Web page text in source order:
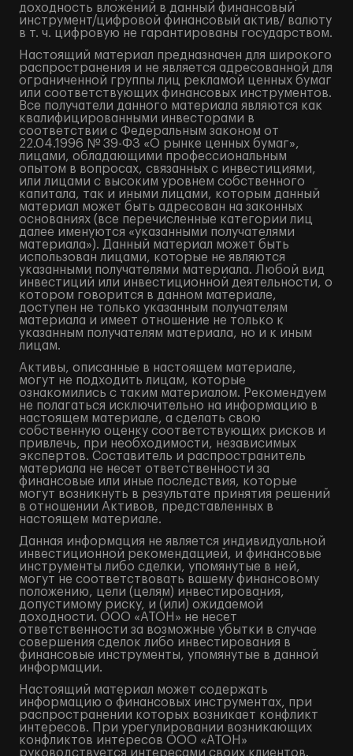
доходность вложений в данный финансовый
инструмент/цифровой финансовый актив/ валюту
в т. ч. цифровую не гарантированы государством.
Настоящий материал предназначен для широкого
распространения и не является адресованной для
ограниченной группы лиц рекламой ценных бумаг
или соответствующих финансовых инструментов.
Все получатели данного материала являются как
квалифицированными инвесторами в
соответствии с Федеральным законом от
22.04.1996 № 39-ФЗ «О рынке ценных бумаг»,
лицами, обладающими профессиональным
опытом в вопросах, связанных с инвестициями,
или лицами с высоким уровнем собственного
капитала, так и иными лицами, которым данный
материал может быть адресован на законных
основаниях (все перечисленные категории лиц
далее именуются «указанными получателями
материала»). Данный материал может быть
использован лицами, которые не являются
указанными получателями материала. Любой вид
инвестиций или инвестиционной деятельности, о
котором говорится в данном материале,
доступен не только указанным получателям
материала и имеет отношение не только к
указанным получателям материала, но и к иным
лицам.
Активы, описанные в настоящем материале,
могут не подходить лицам, которые
ознакомились с таким материалом. Рекомендуем
не полагаться исключительно на информацию в
настоящем материале, а сделать свою
собственную оценку соответствующих рисков и
привлечь, при необходимости, независимых
экспертов. Составитель и распространитель
материала не несет ответственности за
финансовые или иные последствия, которые
могут возникнуть в результате принятия решений
в отношении Активов, представленных в
настоящем материале.
Данная информация не является индивидуальной
инвестиционной рекомендацией, и финансовые
инструменты либо сделки, упомянутые в ней,
могут не соответствовать вашему финансовому
положению, цели (целям) инвестирования,
допустимому риску, и (или) ожидаемой
доходности. ООО «АТОН» не несет
ответственности за возможные убытки в случае
совершения сделок либо инвестирования в
финансовые инструменты, упомянутые в данной
информации.
Настоящий материал может содержать
информацию о финансовых инструментах, при
распространении которых возникает конфликт
интересов. При урегулировании возникающих
конфликтов интересов ООО «АТОН»
руководствуется интересами своих клиентов.